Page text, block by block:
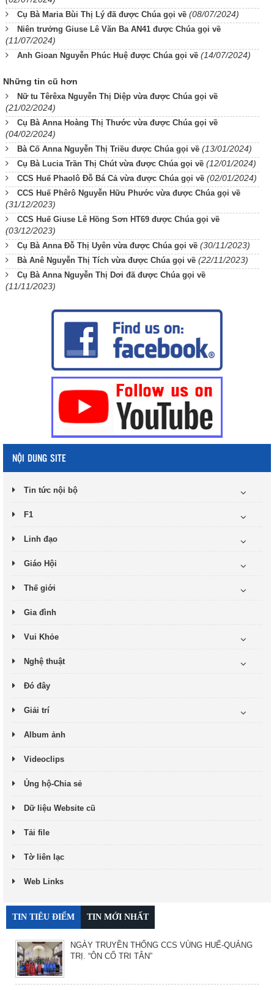
Cụ Bà Maria Bùi Thị Lý đã được Chúa gọi về (08/07/2024)
Niên trưởng Giuse Lê Văn Ba AN41 được Chúa gọi về
(11/07/2024)
Anh Gioan Nguyễn Phúc Huệ được Chúa gọi về (14/07/2024)
Những tin cũ hơn
Nữ tu Têrêxa Nguyễn Thị Diệp vừa được Chúa gọi về
(21/02/2024)
Cụ Bà Anna Hoàng Thị Thước vừa được Chúa gọi về
(04/02/2024)
Bà Cố Anna Nguyễn Thị Triều được Chúa gọi về (13/01/2024)
Cụ Bà Lucia Trần Thị Chút vừa được Chúa gọi về (12/01/2024)
CCS Huế Phaolô Đỗ Bá Cả vừa được Chúa gọi về (02/01/2024)
CCS Huế Phêrô Nguyễn Hữu Phước vừa được Chúa gọi về
(31/12/2023)
CCS Huế Giuse Lê Hồng Sơn HT69 được Chúa gọi về
(03/12/2023)
Cụ Bà Anna Đỗ Thị Uyên vừa được Chúa gọi về (30/11/2023)
Bà Anê Nguyễn Thị Tích vừa được Chúa gọi về (22/11/2023)
Cụ Bà Anna Nguyễn Thị Dơi đã được Chúa gọi về
(11/11/2023)
NỘI DUNG SITE
Tin tức nội bộ
F1
Linh đạo
Giáo Hội
Thế giới
Gia đình
Vui Khỏe
Nghệ thuật
Đó đây
Giải trí
Album ảnh
Videoclips
Ủng hộ-Chia sẻ
Dữ liệu Website cũ
Tải file
Tờ liên lạc
Web Links
TIN TIÊU ĐIỂM TIN MỚI NHẤT
NGÀY TRUYỀN THỐNG CCS VÙNG HUẾ-QUẢNG
TRỊ. “ÔN CỐ TRI TÂN”